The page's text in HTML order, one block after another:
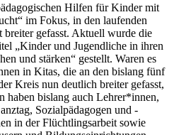
Hilfen für Kinder mit
im Fokus, in den laufenden
breiter gefasst. Aktuell wurde die
„Kinder und Jugendliche in ihren
und stärken“ gestellt. Waren es
in Kitas, die an den bislang fünf
Kreis nun deutlich breiter gefasst,
haben bislang auch Lehrer*innen,
Sozialpädagogen und -
in der Flüchtlingsarbeit sowie